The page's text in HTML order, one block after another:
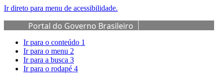
Ir direto para menu de acessibilidade.
Portal do Governo Brasileiro
Ir para o conteúdo 1
Ir para o menu 2
Ir para a busca 3
Ir para o rodapé 4